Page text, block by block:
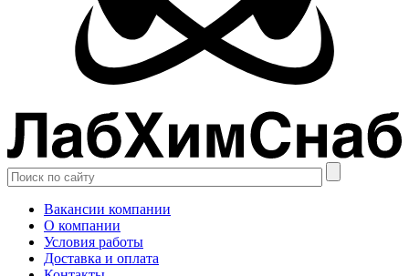
Вакансии компании
О компании
Условия работы
Доставка и оплата